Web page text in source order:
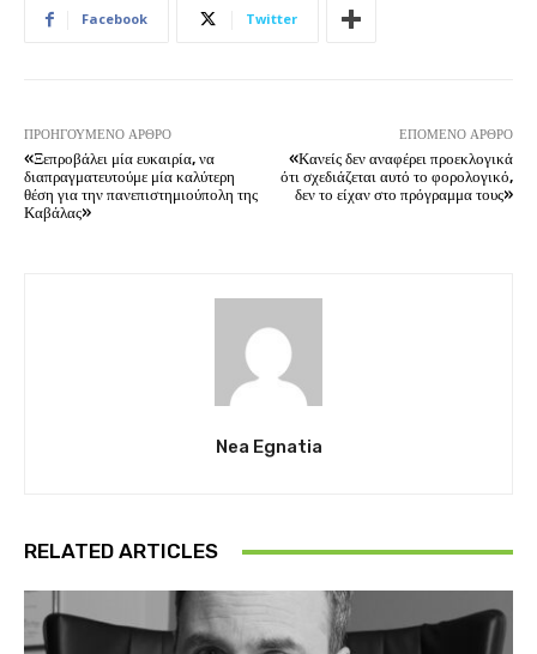
Facebook Twitter
ΠΡΟΗΓΟΎΜΕΝΟ ΆΡΘΡΟ
«Ξεπροβάλει μία ευκαιρία, να
διαπραγματευτούμε μία καλύτερη
θέση για την πανεπιστημιούπολη της
Καβάλας»
ΕΠΌΜΕΝΟ ΆΡΘΡΟ
«Κανείς δεν αναφέρει προεκλογικά
ότι σχεδιάζεται αυτό το φορολογικό,
δεν το είχαν στο πρόγραμμα τους»
Nea Egnatia
RELATED ARTICLES